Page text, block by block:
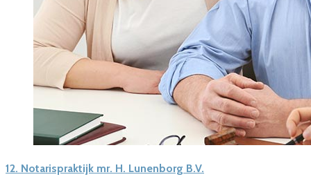
12. Notarispraktijk mr. H. Lunenborg B.V.